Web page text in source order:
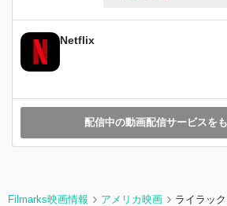
Netflix
配信中の動画配信サービスを
Filmarks映画情報 アメリカ映画
ライラッ